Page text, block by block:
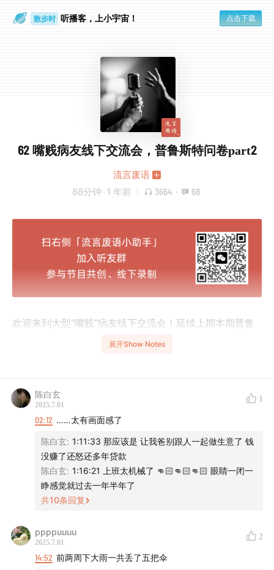
散步时 听播客，上小宇宙！ 点击下载
62 嘴贱病友线下交流会，普鲁斯特问卷part2
流言废语
88分钟 · 1 年前 3664 · 68
欢迎来到大型“嘴贱”病友线下交流会！延续上期本期普鲁
斯特问卷没有聊完的问题，我们和一群可爱的听众朋友
亡的终极想象。
【内容传送门】
01:24 ) Q1: 你最痛恨自己什么特点？
16:21) Q2: 你最痛恨别人什么特点？
26:28) Q3: 你认为最浅程度的痛苦是什么？
32:55) Q4: 哪些美德被过分高估了？
(49:01) Q6: 你最后悔/最伤痛的事是什么？
01:02:53) Q7: 你希望以什么样的方式死去？
展开Show Notes
陈白玄
2025.7.01
1
02:12 ……太有画面感了
陈白玄: 1:11:33 那应该是 让我爸别跟人一起做生意了 钱
没赚了还怒还多年贷款
陈白玄: 1:16:21 上班太机械了 👊🏻👊🏻👊🏻 眼睛一闭一
睁感觉就过去一年半年了
共10条回复
ppppuuuu
2025.7.01
2
14:52 前两周下大雨一共丢了五把伞